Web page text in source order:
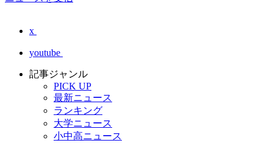
x
youtube
記事ジャンル
PICK UP
最新ニュース
ランキング
大学ニュース
小中高ニュース